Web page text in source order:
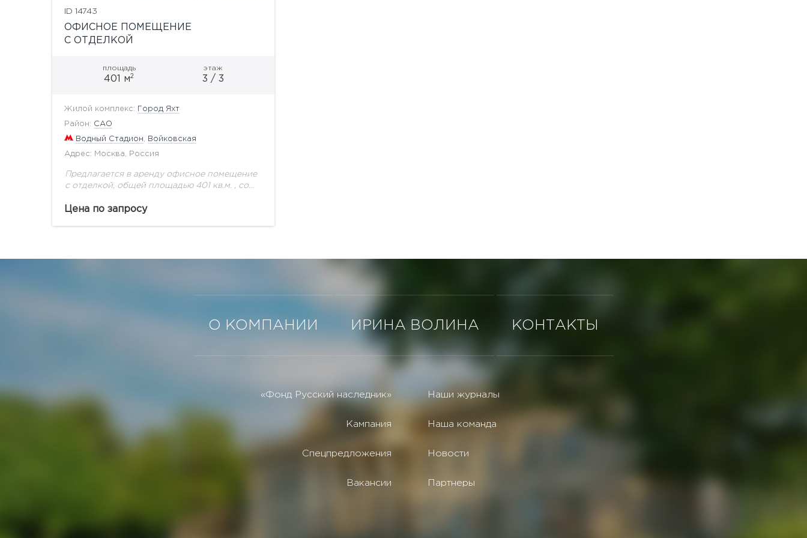
ID 14743
ОФИСНОЕ ПОМЕЩЕНИЕ
С ОТДЕЛКОЙ
площадь
401 м2
этаж
3 / 3
Жилой комплекс: Город Яхт
Район: САО
Водный Стадион Войковская
Адрес: Москва, Россия
Предлагается в аренду офисное помещение
с отделкой, общей площадью 401 кв.м. , со
комплекса Город Яхт. Главный вход в
Цена по запросу
О КОМПАНИИ ИРИНА ВОЛИНА КОНТАКТЫ
«Фонд Русский наследник»
Кампания
Спецпредложения
Вакансии
Наши журналы
Наша команда
Новости
Партнеры